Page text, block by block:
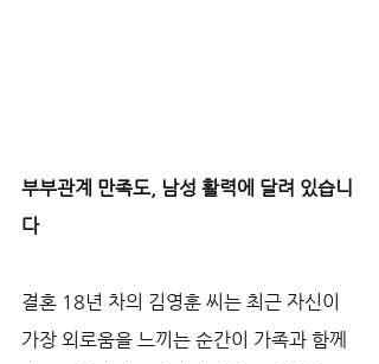
부부관계 만족도, 남성 활력에 달려 있습니
다
결혼 18년 차의 김영훈 씨는 최근 자신이
가장 외로움을 느끼는 순간이 가족과 함께